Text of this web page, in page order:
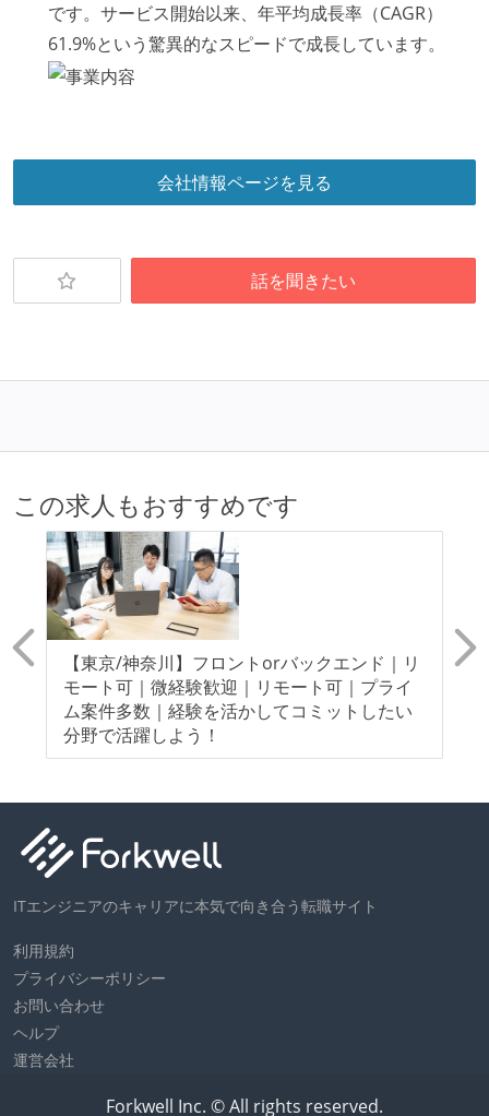
です。サービス開始以来、年平均成長率（CAGR）
61.9%という驚異的なスピードで成長しています。
会社情報ページを見る
話を聞きたい
この求人もおすすめです
【東京/神奈川】フロントorバックエンド｜リ
モート可｜微経験歓迎｜リモート可｜プライ
ム案件多数｜経験を活かしてコミットしたい
分野で活躍しよう！
ITエンジニアのキャリアに本気で向き合う転職サイト
利用規約
プライバシーポリシー
お問い合わせ
ヘルプ
運営会社
Forkwell Inc. © All rights reserved.